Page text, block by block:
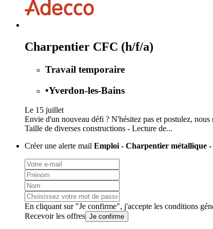
Charpentier CFC (h/f/a)
Travail temporaire
•Yverdon-les-Bains
Le 15 juillet
Envie d'un nouveau défi ? N'hésitez pas et postulez,
Taille de diverses constructions - Lecture de...
Créer une alerte mail Emploi - Charpentier métallique
En cliquant sur "Je confirme", j'accepte les conditions
Recevoir les offres Je confirme